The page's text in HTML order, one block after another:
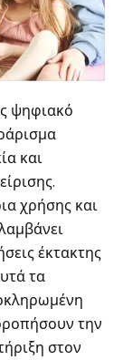
ψηφιακό
και
χρήσης και
έκτακτης
τα
την
στον